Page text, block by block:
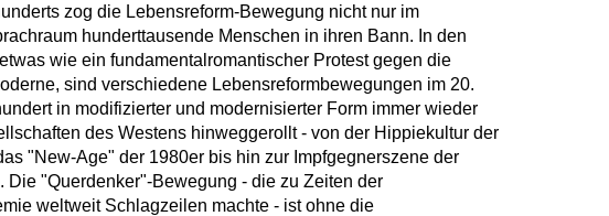
zog die Lebensreform-Bewegung nicht nur im
hunderttausende Menschen in ihren Bann. In den
wie ein fundamentalromantischer Protest gegen die
sind verschiedene Lebensreformbewegungen im 20.
in modifizierter und modernisierter Form immer wieder
des Westens hinweggerollt - von der Hippiekultur der
"New-Age" der 1980er bis hin zur Impfgegnerszene der
Die "Querdenker"-Bewegung - die zu Zeiten der
weltweit Schlagzeilen machte - ist ohne die